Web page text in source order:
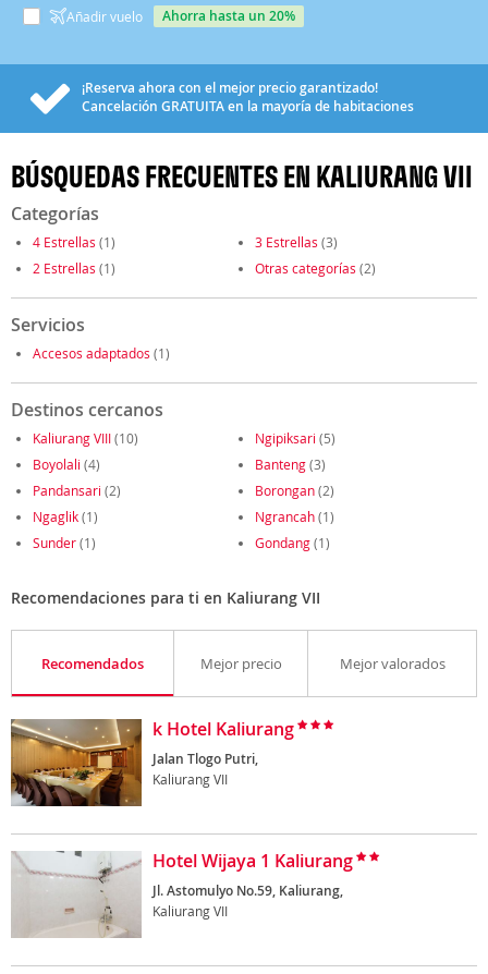
Añadir vuelo ahorra hasta un 20%
¡Reserva ahora con el mejor precio garantizado!
Cancelación GRATUITAen la mayoría de habitaciones
BÚSQUEDAS FRECUENTES EN KALIURANG VII
Categorías
4 Estrellas (1) 3 Estrellas (3)
2 Estrellas (1) Otras categorías (2)
Servicios
Accesos adaptados (1)
Destinos cercanos
Kaliurang VIII(10) Ngipiksari (5)
Boyolali (4) Banteng(3)
Pandansari (2) Borongan(2)
Ngaglik(1) Ngrancah(1)
Sunder(1) Gondang(1)
Recomendaciones para ti en Kaliurang VII
Recomendados Mejor precio Mejor valorados
k Hotel Kaliurang
Jalan Tlogo Putri,
Kaliurang VII
Hotel Wijaya 1 Kaliurang
Jl. Astomulyo No.59, Kaliurang,
Kaliurang VII